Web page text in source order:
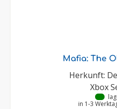
Mafia: The
Herkunft:
Xbox
in 1-3